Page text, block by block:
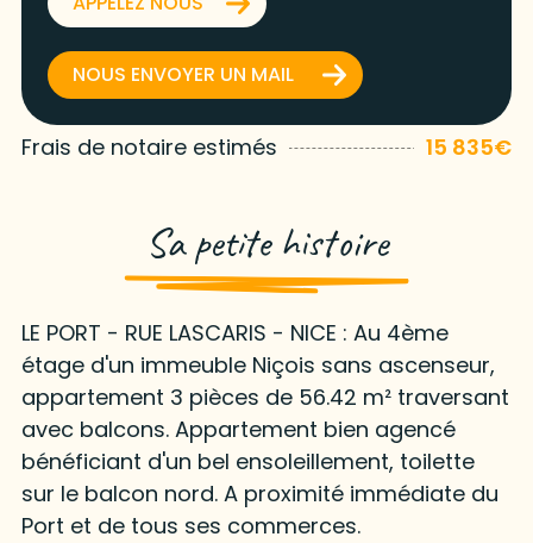
NOUS ENVOYER UN MAIL
Frais de notaire estimés 15 835€
Sa petite histoire
LE PORT - RUE LASCARIS - NICE : Au 4ème
étage d'un immeuble Niçois sans ascenseur,
appartement 3 pièces de 56.42 m² traversant
avec balcons. Appartement bien agencé
bénéficiant d'un bel ensoleillement, toilette
sur le balcon nord. A proximité immédiate du
Port et de tous ses commerces.